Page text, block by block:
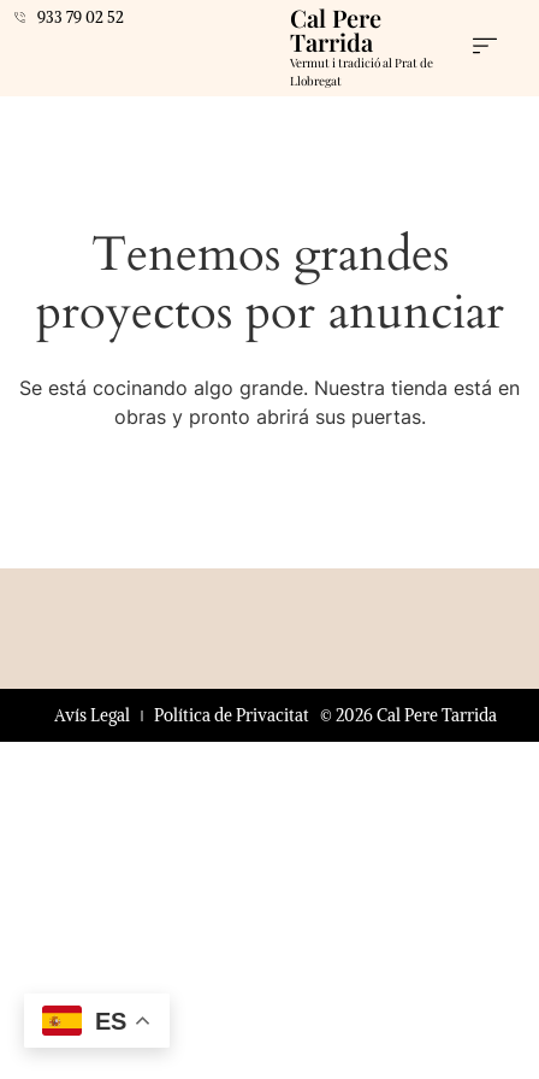
933 79 02 52 Cal Pere
Tarrida
Vermut i tradició al Prat de
Llobregat
Tenemos grandes
proyectos por anunciar
Se está cocinando algo grande. Nuestra tienda está en
obras y pronto abrirá sus puertas.
© 2026 Cal Pere Tarrida
Avís Legal Política de Privacitat
ES